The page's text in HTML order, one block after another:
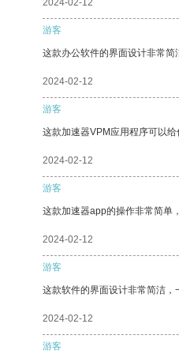
2024-02-12
游客
这款办公软件的界面设计非常简
2024-02-12
游客
这款加速器VPM应用程序可以
2024-02-12
游客
这款加速器app的操作非常简单
2024-02-12
游客
这款软件的界面设计非常简洁，
2024-02-12
游客